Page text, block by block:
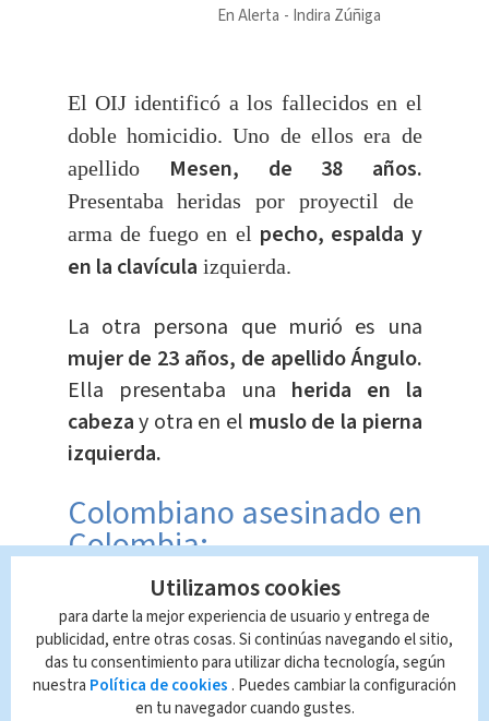
En Alerta Indira Zúñiga
El OIJ identificó a los fallecidos en el
doble homicidio. Uno de ellos era de
apellido Mesen, de 38 años.
Presentaba heridas por proyectil de
arma de fuego en el pecho, espalda y
en la clavícula izquierda.
La otra persona que murió es una
mujer de 23 años, de apellido Ángulo.
Ella presentaba una herida en la
cabezay otra en el muslo de la pierna
izquierda.
Colombiano asesinado en
Colombia:
La noche del sábado 18 de mayo,
Samara, Guanacaste se bañó de
sangre, tras el homicidio de un
colombiano, de 41 años.
Utilizamos cookies
para darte la mejor experiencia de usuario y entrega de
publicidad, entre otras cosas. Si continúas navegando el sitio,
das tu consentimiento para utilizar dicha tecnología, según
nuestra Política de cookies . Puedes cambiar la configuración
en tu navegador cuando gustes.